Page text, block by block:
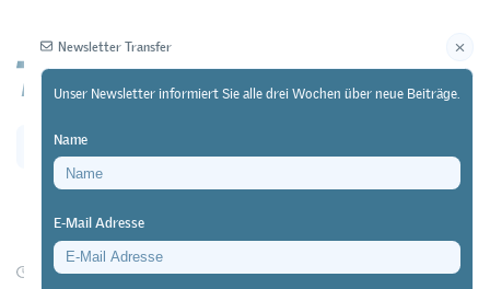
01/04/24 Forschung
Newsletter Transfer
Unser Newsletter informiert Sie alle drei Wochen über neue Beiträge.
Name
E-Mail Adresse